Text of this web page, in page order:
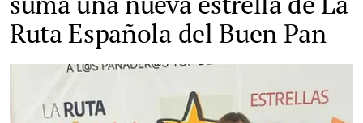
Ruta Española del Buen Pan